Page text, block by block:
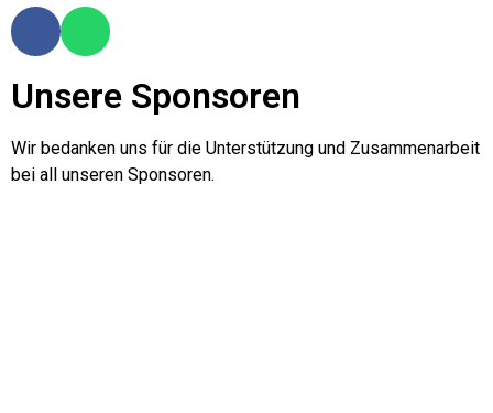
Unsere Sponsoren
Wir bedanken uns für die Unterstützung und Zusammenarbeit
bei all unseren Sponsoren.